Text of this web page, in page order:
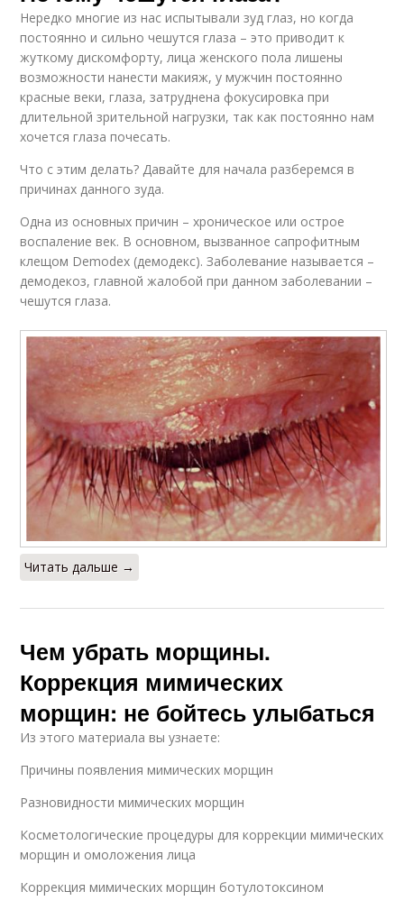
Нередко многие из нас испытывали зуд глаз, но когда
постоянно и сильно чешутся глаза – это приводит к
жуткому дискомфорту, лица женского пола лишены
возможности нанести макияж, у мужчин постоянно
красные веки, глаза, затруднена фокусировка при
длительной зрительной нагрузки, так как постоянно нам
хочется глаза почесать.
Что с этим делать? Давайте для начала разберемся в
причинах данного зуда.
Одна из основных причин – хроническое или острое
воспаление век. В основном, вызванное сапрофитным
клещом Demodex (демодекс). Заболевание называется –
демодекоз, главной жалобой при данном заболевании –
чешутся глаза.
Читать дальше →
Чем убрать морщины.
Коррекция мимических
морщин: не бойтесь улыбаться
Из этого материала вы узнаете:
Причины появления мимических морщин
Разновидности мимических морщин
Косметологические процедуры для коррекции мимических
морщин и омоложения лица
Коррекция мимических морщин ботулотоксином